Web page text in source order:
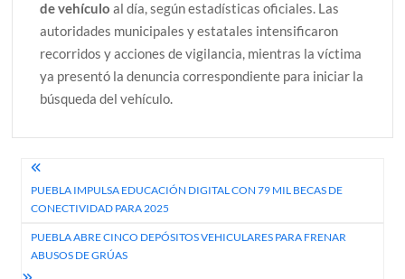
de vehículo al día, según estadísticas oficiales. Las
autoridades municipales y estatales intensificaron
recorridos y acciones de vigilancia, mientras la víctima
ya presentó la denuncia correspondiente para iniciar la
búsqueda del vehículo.
Navegación
de
entradas
PUEBLA IMPULSA EDUCACIÓN DIGITAL CON 79 MIL BECAS DE
CONECTIVIDAD PARA 2025
PUEBLA ABRE CINCO DEPÓSITOS VEHICULARES PARA FRENAR
ABUSOS DE GRÚAS